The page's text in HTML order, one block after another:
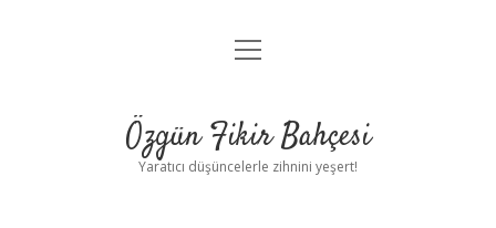
Anasayfa
Yasal Uyarı
menüyü
Özgün Fikir Bahçesi
Yaratıcı düşüncelerle zihnini yeşert!